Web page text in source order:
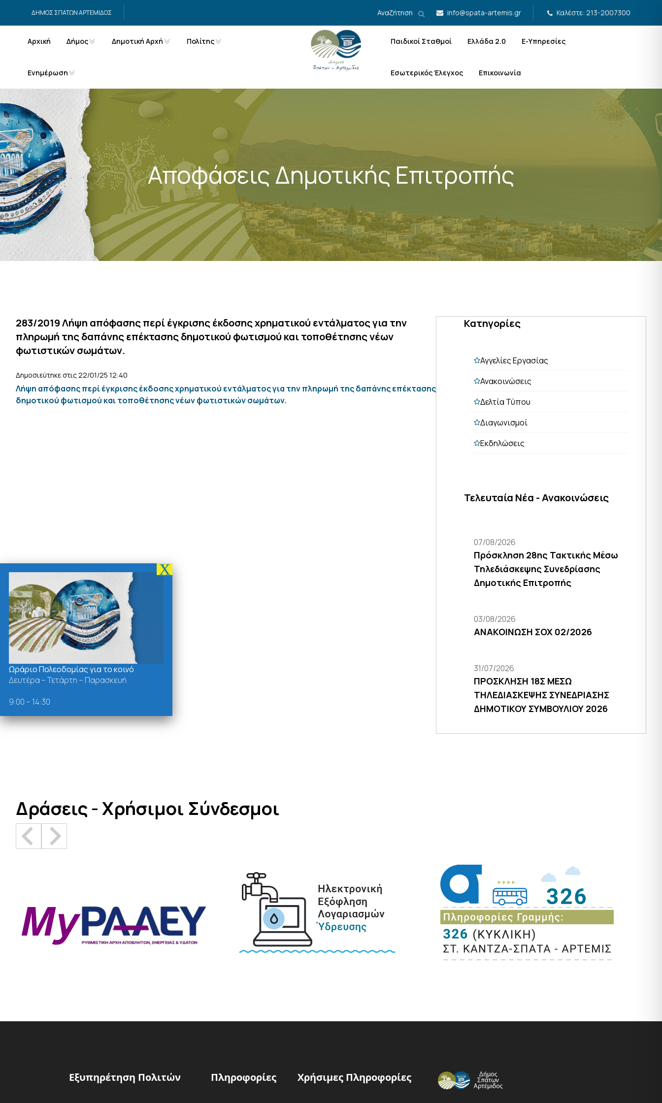
ΔΗΜΟΣ ΣΠΑΤΩΝ ΑΡΤΕΜΙΔΟΣ Αναζήτηση info@spata-artemis.gr Καλέστε: 213-2007300
Αρχική Δήμος Δημοτική Αρχή Πολίτης
Ενημέρωση
Παιδικοί Σταθμοί Ελλάδα 2.0 Ε-Υπηρεσίες
Εσωτερικός Έλεγχος Επικοινωνία
Αποφάσεις Δημοτικής Επιτροπής
283/2019 Λήψη απόφασης περί έγκρισης έκδοσης χρηματικού εντάλματος για την
πληρωμή της δαπάνης επέκτασης δημοτικού φωτισμού και τοποθέτησης νέων
φωτιστικών σωμάτων.
Δημοσιεύτηκε στις 22/01/25 12:40
Λήψη απόφασης περί έγκρισης έκδοσης χρηματικού εντάλματος για την πληρωμή της δαπάνης επέκτασης
δημοτικού φωτισμού και τοποθέτησης νέων φωτιστικών σωμάτων.
Κατηγορίες
Αγγελίες Εργασίας
Ανακοινώσεις
Δελτία Τύπου
Διαγωνισμοί
Εκδηλώσεις
Τελευταία Νέα - Ανακοινώσεις
07/08/2026
Πρόσκληση 28ης Τακτικής Μέσω
Τηλεδιάσκεψης Συνεδρίασης
Δημοτικής Επιτροπής
03/08/2026
ΑΝΑΚΟΙΝΩΣΗ ΣΟΧ 02/2026
31/07/2026
ΠΡΟΣΚΛΗΣΗ 18Σ ΜΕΣΩ
ΤΗΛΕΔΙΑΣΚΕΨΗΣ ΣΥΝΕΔΡΙΑΣΗΣ
ΔΗΜΟΤΙΚΟΥ ΣΥΜΒΟΥΛΙΟΥ 2026
Δράσεις - Χρήσιμοι Σύνδεσμοι
Εξυπηρέτηση Πολιτών Πληροφορίες Χρήσιμες Πληροφορίες
Ωράριο Πολεοδομίας για το κοινό
Δευτέρα – Τετάρτη – Παρασκευή
9:00 – 14:30